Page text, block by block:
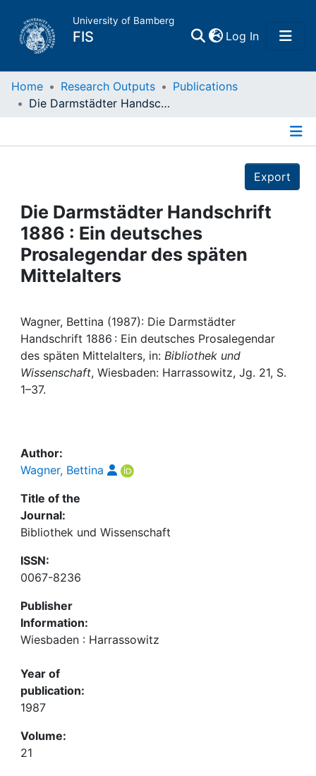
University of Bamberg
FIS Log In(current)
Home
Projects
People
Institutions
Awards
My FIS
Help
Home Research Outputs
Publications
Die Darmstädter Handschrift 1886 : Ein deutsches Prosalegendar des späten Mittelalters
Export
Die Darmstädter Handschrift
1886 : Ein deutsches
Prosalegendar des späten
Mittelalters
Wagner, Bettina (1987): Die Darmstädter
Handschrift 1886 : Ein deutsches Prosalegendar
des späten Mittelalters, in: Bibliothek und
Wissenschaft, Wiesbaden: Harrassowitz, Jg. 21, S.
1–37.
Author:
Wagner, Bettina
Title of the
Journal:
Bibliothek und Wissenschaft
ISSN:
0067-8236
Publisher
Information:
Wiesbaden : Harrassowitz
Year of
publication:
1987
Volume:
21